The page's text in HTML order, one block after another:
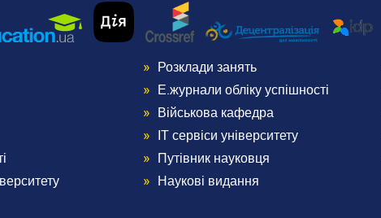
Menu
Footer
3
Розклади занять
Е.журнали обліку успішності
Військова кафедра
ІТ сервіси університету
Путівник науковця
Наукові видання